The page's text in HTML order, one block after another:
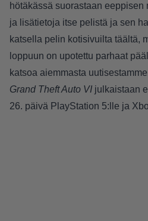
hötäkässä suorastaan
ja lisätietoja itse pelistä ja sen
katsella pelin kotisivuilta täältä,
loppuun on upotettu parhaat
katsoa aiemmasta uutisestamme
Grand Theft Auto VI julkaistaan
26. päivä PlayStation 5:lle ja